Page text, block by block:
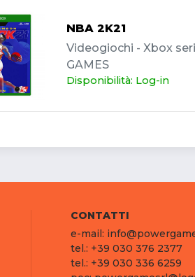
NBA 2K21
Videogiochi - Xbox
GAMES
Disponibilità: Log-in
CONTATTI
e-mail:
tel.: +39 030 376 2377
tel.: +39 030 336 6259